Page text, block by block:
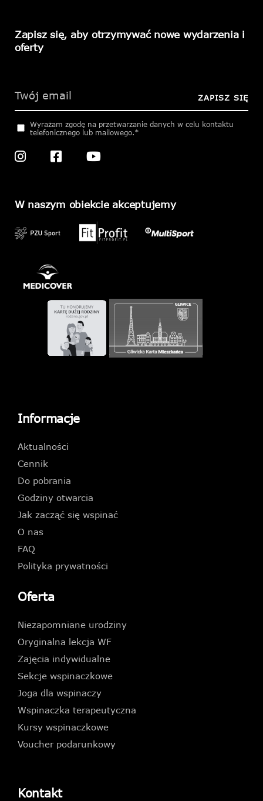
Zapisz się, aby otrzymywać nowe wydarzenia i
oferty
this
ZAPISZ SIĘ
Wyrażam zgodę na przetwarzanie danych w celu kontaktu
telefonicznego lub mailowego.*
W naszym obiekcie akceptujemy
Informacje
Aktualności
Cennik
Do pobrania
Godziny otwarcia
Jak zacząć się wspinać
O nas
FAQ
Polityka prywatności
Oferta
Niezapomniane urodziny
Oryginalna lekcja WF
Zajęcia indywidualne
Sekcje wspinaczkowe
Joga dla wspinaczy
Wspinaczka terapeutyczna
Kursy wspinaczkowe
Voucher podarunkowy
Kontakt